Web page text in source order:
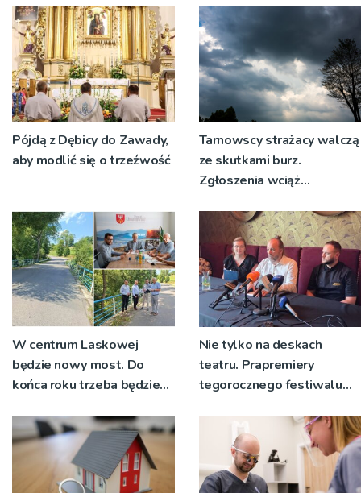
Pójdą z Dębicy do Zawady,
aby modlić się o trzeźwość
Tarnowscy strażacy walczą
ze skutkami burz.
Zgłoszenia wciąż
W centrum Laskowej
będzie nowy most. Do
końca roku trzeba będzie
Nie tylko na deskach
teatru. Prapremiery
tegorocznego festiwalu
niecodziennych
okolicznościach